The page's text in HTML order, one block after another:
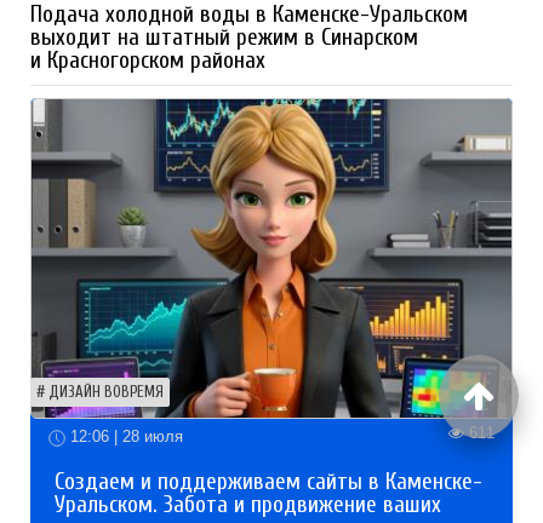
Подача холодной воды в Каменске-Уральском
выходит на штатный режим в Синарском
и Красногорском районах
ДИЗАЙН ВОВРЕМЯ
12:06 | 28 июля 611
Создаем и поддерживаем сайты в Каменске-
Уральском. Забота и продвижение ваших